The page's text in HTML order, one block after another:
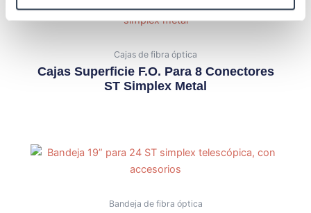
Cajas de fibra óptica
Cajas Superficie F.O. Para 8 Conectores
ST Simplex Metal
Bandeja de fibra óptica